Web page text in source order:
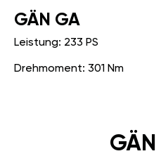
GÄN GA
Leistung: 233 PS
Drehmoment: 301 Nm
GÄN